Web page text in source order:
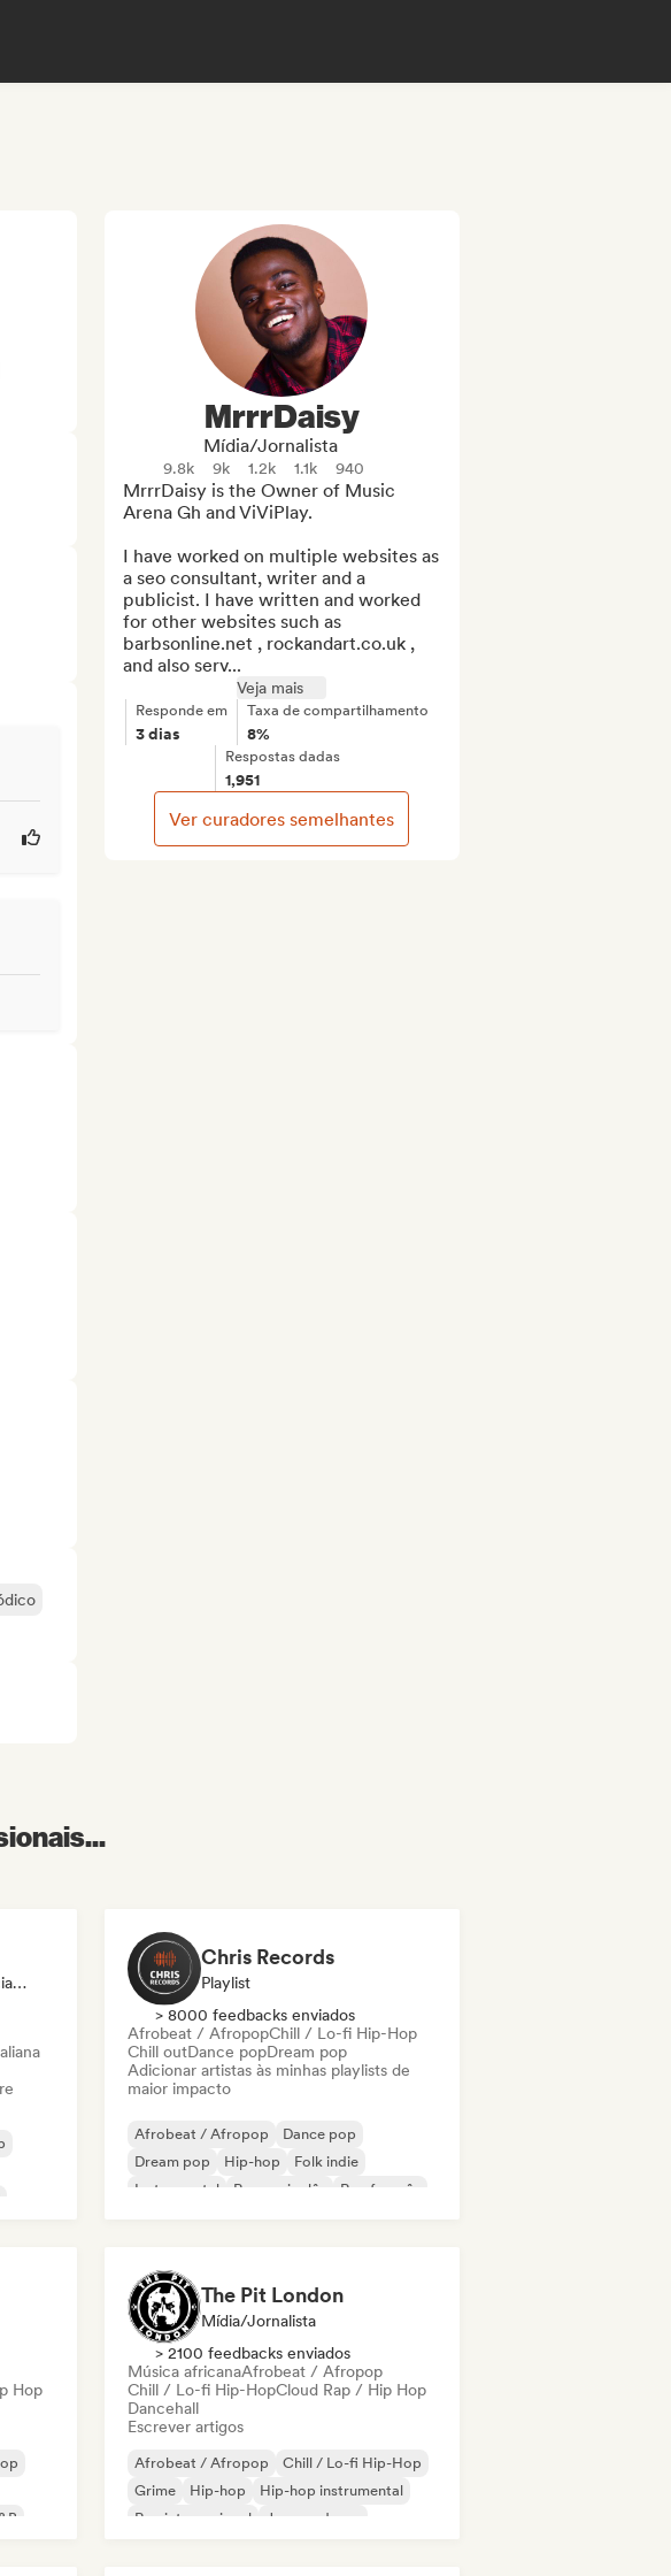
MrrrDaisy
Mídia/Jornalista
9.8k 9k 1.2k 1.1k 940
MrrrDaisy is the Owner of Music
Arena Gh and ViViPlay.
I have worked on multiple websites as
a seo consultant, writer and a
publicist. I have written and worked
for other websites such as
barbsonline.net , rockandart.co.uk ,
and also serv...
Veja mais
Responde em
3 dias
Taxa de compartilhamento
8%
Respostas dadas
1,951
Ver curadores semelhantes
Mídia/Jornalista, Influenciador
Chris Records
Playlist
> 8000 feedbacks enviados
Afrobeat / AfropopChill / Lo-fi Hip-Hop
Chill outDance popDream pop
Adicionar artistas às minhas playlists de
maior impacto
Afrobeat / Afropop
Dance pop
Dream pop
Hip-hop
Folk indie
Instrumental
Rap em inglês Rap francês
Hop
The Pit London
Mídia/Jornalista
> 2100 feedbacks enviados
Música africanaAfrobeat / Afropop
Chill / Lo-fi Hip-HopCloud Rap / Hip Hop
Dancehall
Escrever artigos
Afrobeat / Afropop
Chill / Lo-fi Hip-Hop
Grime
Hip-hop
Hip-hop instrumental
Rap internacional
Jazz moderno